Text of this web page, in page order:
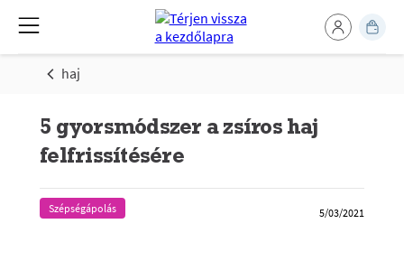
haj
5 gyorsmódszer a zsíros haj
felfrissítésére
Szépségápolás 5/03/2021